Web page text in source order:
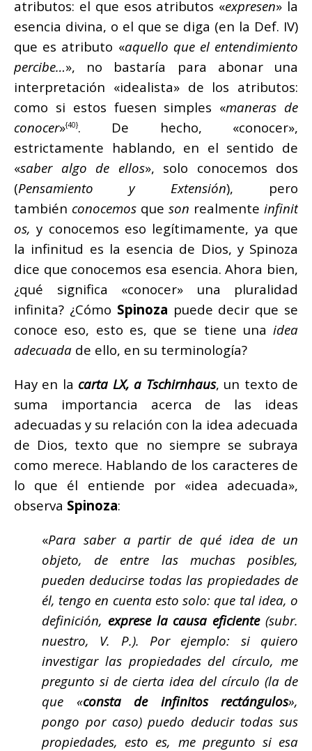
atributos: el que esos atributos «expresen» la
esencia divina, o el que se diga (en la Def. IV)
que es atributo «aquello que el entendimiento
percibe…», no bastaría para abonar una
interpretación «idealista» de los atributos:
como si estos fuesen simples «maneras de
conocer»{40}. De hecho, «conocer»,
estrictamente hablando, en el sentido de
«saber algo de ellos», solo conocemos dos
(Pensamiento y Extensión), pero
también conocemos que son realmente infinit
os, y conocemos eso legítimamente, ya que
la infinitud es la esencia de Dios, y Spinoza
dice que conocemos esa esencia. Ahora bien,
¿qué significa «conocer» una pluralidad
infinita? ¿Cómo Spinoza puede decir que se
conoce eso, esto es, que se tiene una idea
adecuada de ello, en su terminología?
Hay en la carta LX, a Tschirnhaus, un texto de
suma importancia acerca de las ideas
adecuadas y su relación con la idea adecuada
de Dios, texto que no siempre se subraya
como merece. Hablando de los caracteres de
lo que él entiende por «idea adecuada»,
observa Spinoza:
«Para saber a partir de qué idea de un
objeto, de entre las muchas posibles,
pueden deducirse todas las propiedades de
él, tengo en cuenta esto solo: que tal idea, o
definición, exprese la causa eficiente(subr.
nuestro, V. P.). Por ejemplo: si quiero
investigar las propiedades del círculo, me
pregunto si de cierta idea del círculo (la de
que «consta de infinitos rectángulos»,
pongo por caso) puedo deducir todas sus
propiedades, esto es, me pregunto si esa